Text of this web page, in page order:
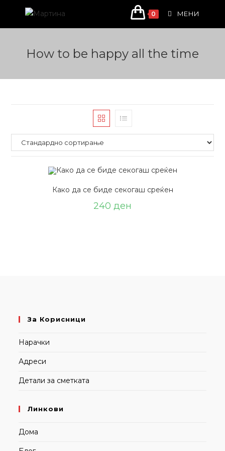
content
0 МЕНИ
How to be happy all the time
Како да се биде секогаш среќен
240 ден
За Корисници
Нарачки
Адреси
Детали за сметката
Линкови
Дома